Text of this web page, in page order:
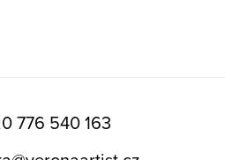
776 540 163